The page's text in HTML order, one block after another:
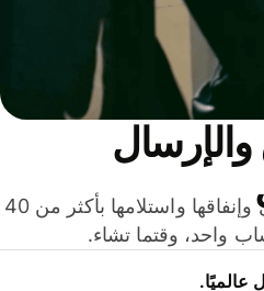
وفّر المال عند إرسال الأموال وإنفاقها واستلامها بأكثر من 40
وقتما تشاء.